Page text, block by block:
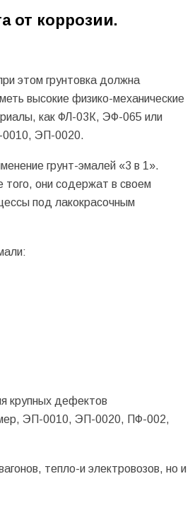
от коррозии.
этом грунтовка должна
высокие физико-механические
как ФЛ-03К, ЭФ-065 или
0010, ЭП-0020.
грунт-эмалей «3 в 1».
того, они содержат в своем
под лакокрасочным
крупных дефектов
ЭП-0010, ЭП-0020, ПФ-002,
тепло-и электровозов, но и